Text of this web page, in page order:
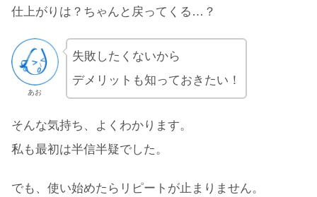
仕上がりは？ちゃんと戻ってくる…？
あお
失敗したくないから
デメリットも知っておきたい！
そんな気持ち、よくわかります。
私も最初は半信半疑でした。
でも、使い始めたらリピートが止まりません。